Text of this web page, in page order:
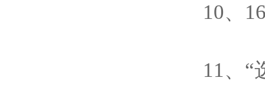
10、
11、“